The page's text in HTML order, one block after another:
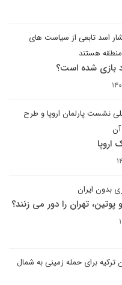
اسد تابعی از سیاست های
هستند
بازی شده است؟
نشست پارلمان اروپا و طرح
آن
اروپا
بدون ایران
پوتین، تهران را دور می زنند؟
ترکیه برای حمله زمینی به شمال